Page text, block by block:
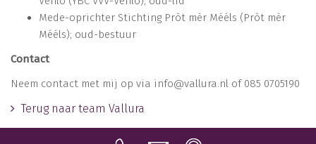
Mede-oprichter Stichting Pròt mèr Mééls (Pròt mèr
Mééls); oud-bestuur
Contact
Neem contact met mij op via info@vallura.nl of 085 0705190
Terug naar team Vallura